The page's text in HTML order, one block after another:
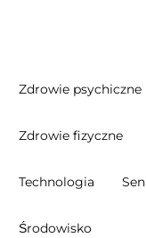
Zdrowie psychiczne
Zdrowie fizyczne
Technologia Sen
Środowisko